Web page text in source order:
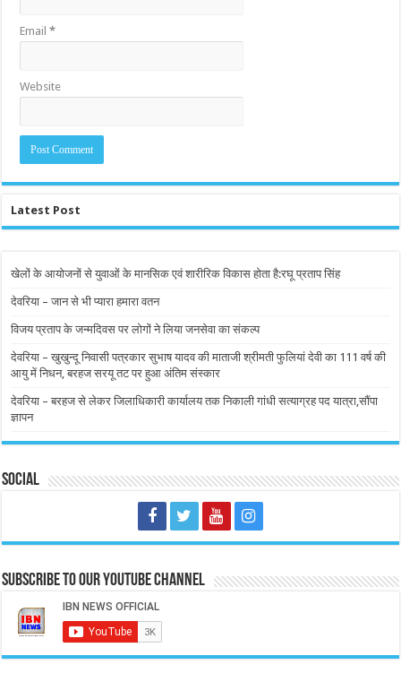
Email*
Website
Latest Post
खेलों के आयोजनों से युवाओं के मानसिक एवं शारीरिक विकास होता है:रघू प्रताप सिंह
देवरिया – जान से भी प्यारा हमारा वतन
विजय प्रताप के जन्मदिवस पर लोगों ने लिया जनसेवा का संकल्प
देवरिया – खुखुन्दू निवासी पत्रकार सुभाष यादव की माताजी श्रीमती फुलियां देवी का 111 वर्ष की
आयु में निधन, बरहज सरयू तट पर हुआ अंतिम संस्कार
देवरिया – बरहज से लेकर जिलाधिकारी कार्यालय तक निकाली गांधी सत्याग्रह पद यात्रा,सौंपा
ज्ञापन
Social
Subscribe to our Youtube Channel